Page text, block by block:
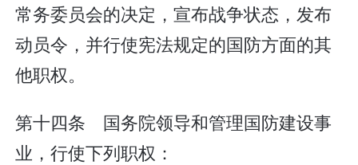
常务委员会的决定，宣布战争状态，发布
动员令，并行使宪法规定的国防方面的其
他职权。
第十四条 国务院领导和管理国防建设事
业，行使下列职权：